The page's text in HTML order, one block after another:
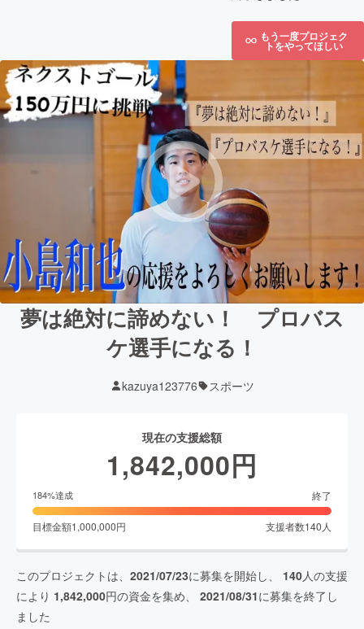
もう一度プロジェク
トをやってほしい
夢は絶対に諦めない！ プロバス
ケ選手になる！
kazuya123776 スポーツ
現在の支援総額
1,842,000円
184%達成 終了
目標金額1,000,000円 支援者数140 人
このプロジェクトは、 2021/07/23に募集を開始し、 140人の支援
により 1,842,000円の資金を集め、 2021/08/31に募集を終了し
ました